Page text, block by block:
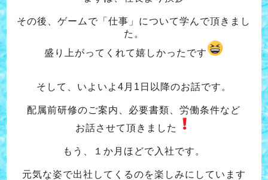
その後、ゲームで「仕事」について学んで頂きまし
た。
盛り上がってくれて嬉しかったです
そして、いよいよ4月1日以降のお話です。
配属前研修のご案内、必要書類、労働条件など
お話させて頂きました
もう、１か月ほどで入社です。
元気な姿で出社してくるのを楽しみにしています